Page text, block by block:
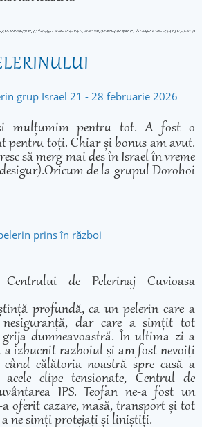
grup Israel 21 - 28 februarie 2026
mulțumim pentru tot. A fost o
pentru toți. Chiar și bonus am avut.
să merg mai des în Israel în vreme
de la grupul Dorohoi
prins în război
de Pelerinaj Cuvioasa
profundă, ca un pelerin care a
dar care a simțit tot
dumneavoastră. În ultima zi a
izbucnit razboiul și am fost nevoiți
călătoria noastră spre casă a
clipe tensionate, Centrul de
IPS. Teofan ne-a fost un
oferit cazare, masă, transport și tot
a ne simți protejați și liniștiți.